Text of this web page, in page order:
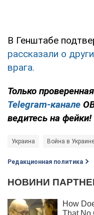
В Генштабе
рассказали о
врага.
Только
Telegram-канале
ведитесь на фейки!
Украина Война в Украине
Редакционная политика